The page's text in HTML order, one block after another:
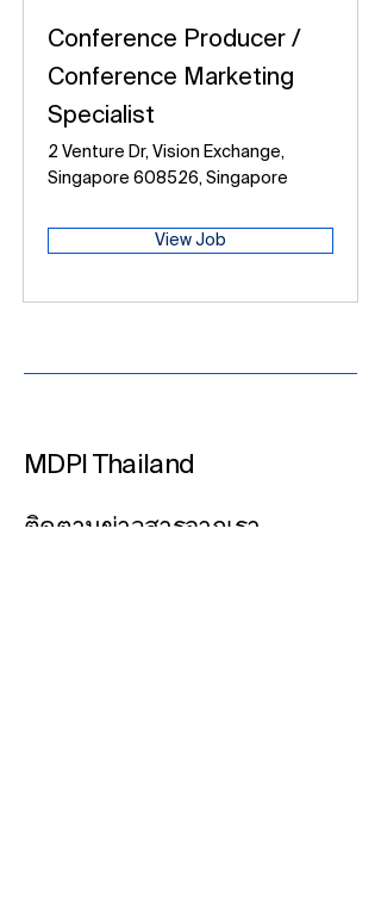
Conference Producer /
Conference Marketing
Specialist
2 Venture Dr, Vision Exchange,
Singapore 608526, Singapore
View Job
MDPI Thailand
ติดตามข่าวสารจากเรา